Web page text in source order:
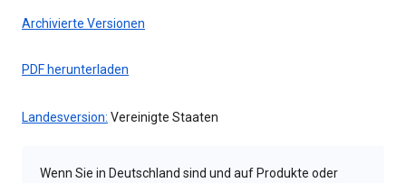
Archivierte Versionen
PDF herunterladen
Landesversion: Vereinigte Staaten
Wenn Sie in Deutschland sind und auf Produkte oder